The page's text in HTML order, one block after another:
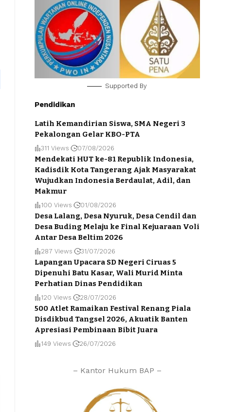
Supported By
Pendidikan
Latih Kemandirian Siswa, SMA Negeri 3
Pekalongan Gelar KBO-PTA
311 Views 07/08/2026
Mendekati HUT ke-81 Republik Indonesia,
Kadisdik Kota Tangerang Ajak Masyarakat
Wujudkan Indonesia Berdaulat, Adil, dan
Makmur
100 Views 01/08/2026
Desa Lalang, Desa Nyuruk, Desa Cendil dan
Desa Buding Melaju ke Final Kejuaraan Voli
Antar Desa Beltim 2026
287 Views 31/07/2026
Lapangan Upacara SD Negeri Ciruas 5
Dipenuhi Batu Kasar, Wali Murid Minta
Perhatian Dinas Pendidikan
120 Views 28/07/2026
500 Atlet Ramaikan Festival Renang Piala
Disdikbud Tangsel 2026, Akuatik Banten
Apresiasi Pembinaan Bibit Juara
149 Views 26/07/2026
– Kantor Hukum BAP –